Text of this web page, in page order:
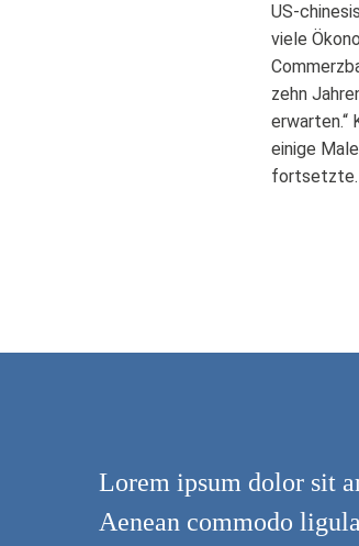
US-
viele
zehn
erwarten.“
einige
fortsetzte.
Lorem ipsum dolor sit
Aenean commodo